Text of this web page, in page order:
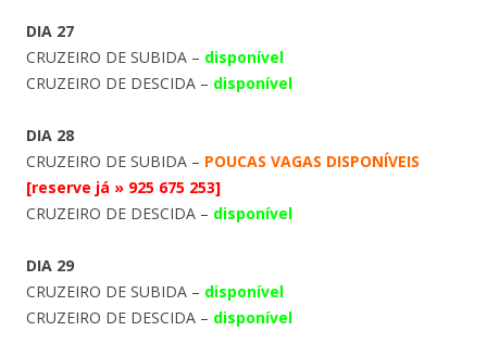
DIA 27
CRUZEIRO DE SUBIDA – disponível
CRUZEIRO DE DESCIDA – disponível
DIA 28
CRUZEIRO DE SUBIDA – POUCAS VAGAS DISPONÍVEIS
[reserve já » 925 675 253]
CRUZEIRO DE DESCIDA – disponível
DIA 29
CRUZEIRO DE SUBIDA – disponível
CRUZEIRO DE DESCIDA – disponível